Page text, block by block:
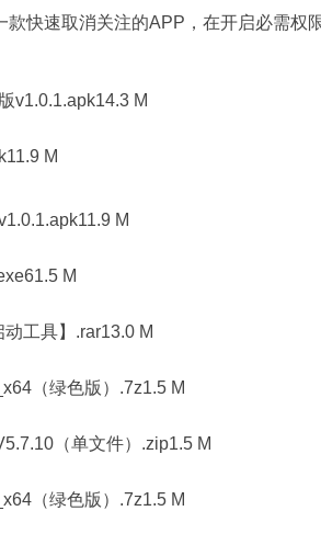
款快速取消关注的APP，在开启必需权
v1.0.1.apk14.3 M
M
M
M
动工具】.rar13.0 M
（绿色版）.7z1.5 M
（单文件）.zip1.5 M
（绿色版）.7z1.5 M